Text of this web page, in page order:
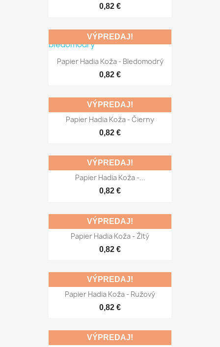
0,82 €
Papier Hadia Koža - Bledomodrý
0,82 €
VÝPREDAJ!
Papier Hadia Koža - Čierny
0,82 €
VÝPREDAJ!
Papier Hadia Koža -...
0,82 €
VÝPREDAJ!
Papier Hadia Koža - Žltý
0,82 €
VÝPREDAJ!
Papier Hadia Koža - Ružový
0,82 €
VÝPREDAJ!
VÝPREDAJ!